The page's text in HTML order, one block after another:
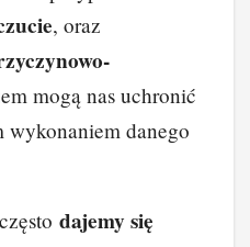
, oraz
mogą nas uchronić
wykonaniem danego
dajemy się